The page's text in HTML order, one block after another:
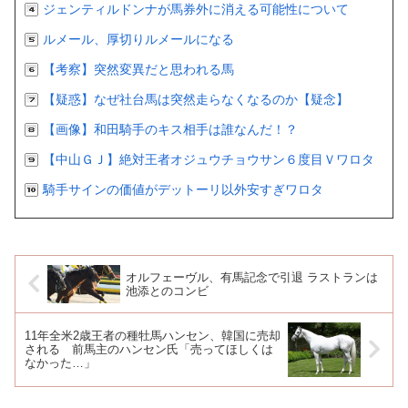
ジェンティルドンナが馬券外に消える可能性について
ルメール、厚切りルメールになる
【考察】突然変異だと思われる馬
【疑惑】なぜ社台馬は突然走らなくなるのか【疑念】
【画像】和田騎手のキス相手は誰なんだ！？
【中山ＧＪ】絶対王者オジュウチョウサン６度目Ｖワロタ
騎手サインの価値がデットーリ以外安すぎワロタ
オルフェーヴル、有馬記念で引退 ラストランは
池添とのコンビ
11年全米2歳王者の種牡馬ハンセン、韓国に売却
される 前馬主のハンセン氏「売ってほしくは
なかった…」